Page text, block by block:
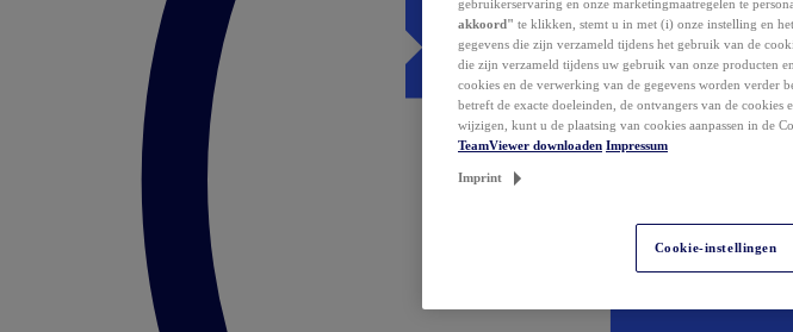
gebruikerservaring en onze marketingmaatregelen te
akkoord" te klikken, stemt u in met (i) onze instelling en
gegevens die zijn verzameld tijdens het gebruik van de
die zijn verzameld tijdens uw gebruik van onze producten
cookies en de verwerking van de gegevens worden verder
betreft de exacte doeleinden, de ontvangers van de
wijzigen, kunt u de plaatsing van cookies aanpassen in de
TeamViewer downloaden Impressum
Imprint
Cookie-instellingen